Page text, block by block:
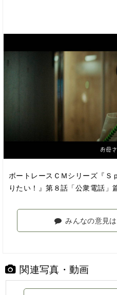
ボートレースＣＭシリーズ『Ｓ
りたい！』第８話「公衆電話」
みんなの意見
関連写真・動画